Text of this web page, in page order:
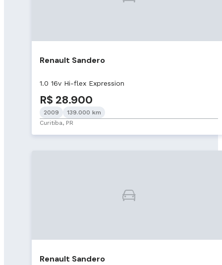
Renault Sandero
1.0 16v Hi-flex Expression
R$ 28.900
2009
139.000 km
Curitiba, PR
Renault Sandero